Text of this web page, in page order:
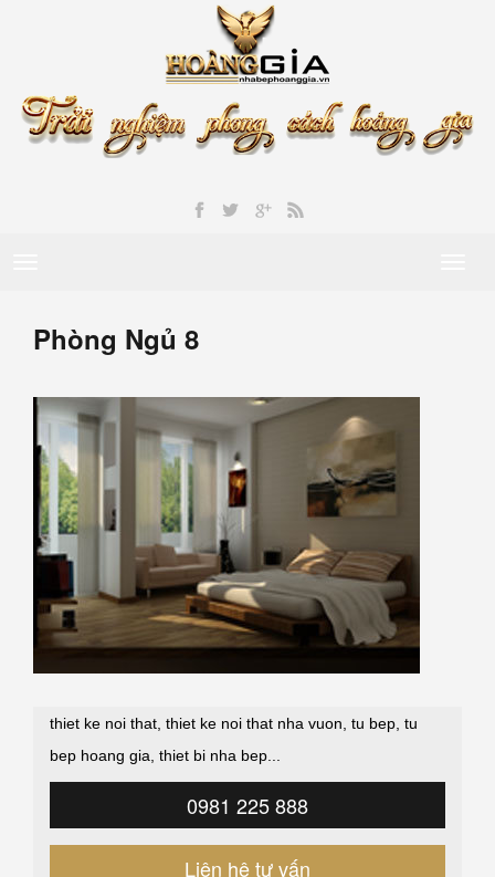
Phòng Ngủ 8
thiet ke noi that, thiet ke noi that nha vuon, tu bep, tu
bep hoang gia, thiet bi nha bep...
0981 225 888
Liên hệ tư vấn